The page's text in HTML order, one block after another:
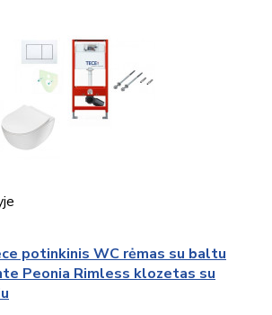
potinkinis WC rėmas su baltu
Peonia Rimless klozetas su